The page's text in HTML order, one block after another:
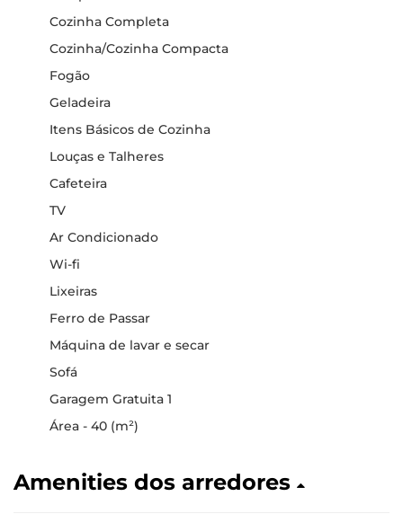
Cozinha Completa
Cozinha/Cozinha Compacta
Fogão
Geladeira
Itens Básicos de Cozinha
Louças e Talheres
Cafeteira
TV
Ar Condicionado
Wi-fi
Lixeiras
Ferro de Passar
Máquina de lavar e secar
Sofá
Garagem Gratuita 1
Área - 40 (m²)
Amenities dos arredores